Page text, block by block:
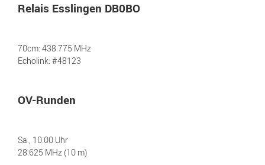
Relais Esslingen DB0BO
70cm: 438.775 MHz
Echolink: #48123
OV-Runden
Sa., 10.00 Uhr
28.625 MHz (10 m)